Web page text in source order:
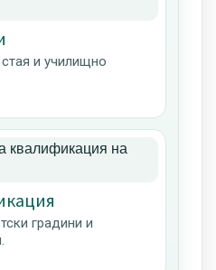
и училищно
градини и